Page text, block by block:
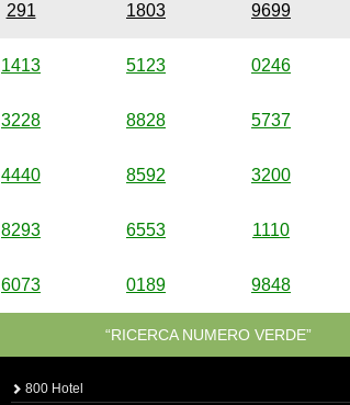
291 1803 9699
1413 5123 0246
3228 8828 5737
4440 8592 3200
8293 6553 1110
6073 0189 9848
“RICERCA NUMERO VERDE”
800 Hotel